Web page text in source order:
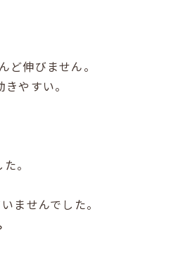
ど伸びません。
やすい。
。
ませんでした。